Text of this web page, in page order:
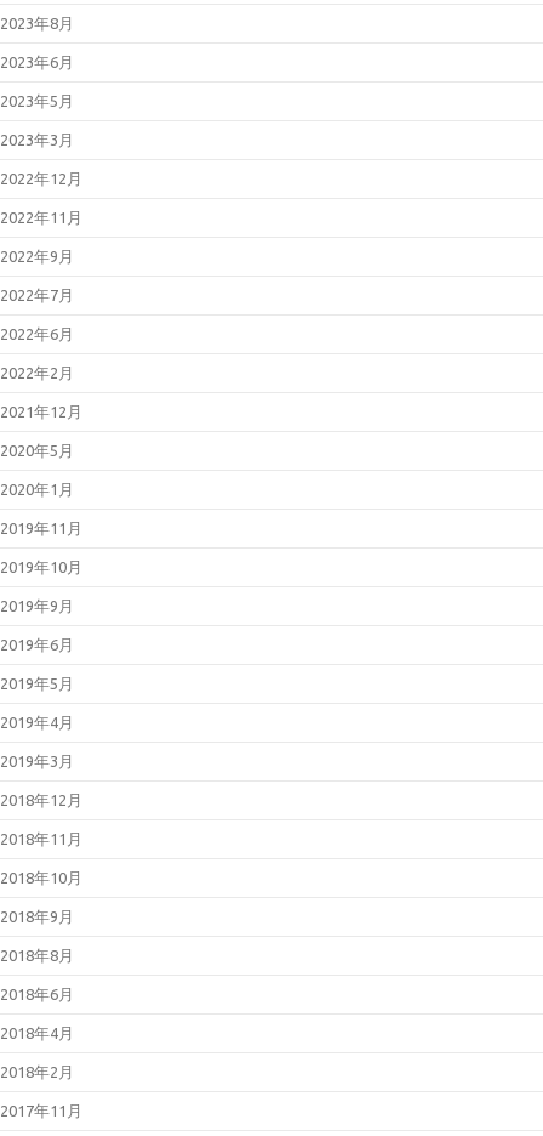
2023年8月
2023年6月
2023年5月
2023年3月
2022年12月
2022年11月
2022年9月
2022年7月
2022年6月
2022年2月
2021年12月
2020年5月
2020年1月
2019年11月
2019年10月
2019年9月
2019年6月
2019年5月
2019年4月
2019年3月
2018年12月
2018年11月
2018年10月
2018年9月
2018年8月
2018年6月
2018年4月
2018年2月
2017年11月